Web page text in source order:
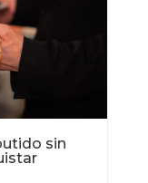
sin